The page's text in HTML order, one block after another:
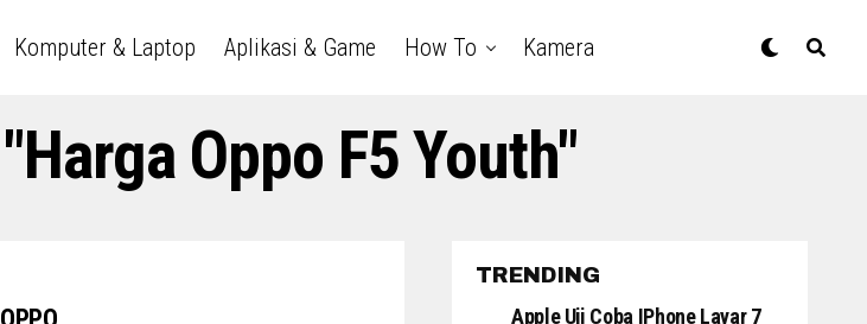
Komputer & Laptop Aplikasi & Game How To Kamera
Oppo F5 Youth"
TRENDING
Apple Uji Coba IPhone Layar 7